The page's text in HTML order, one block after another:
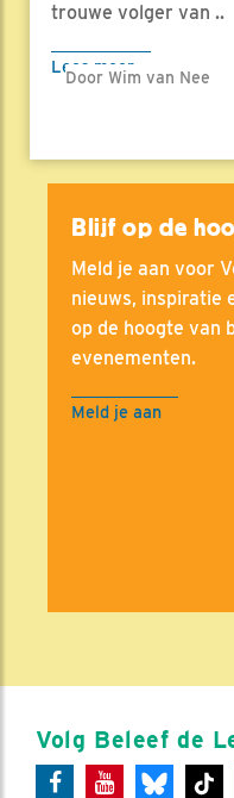
trouwe volger van ..
Lees meer
Door Wim van Nee
Blijf op de
Meld je aan voor
nieuws, inspiratie
op de hoogte van
evenementen.
Meld je aan
Volg Beleef de